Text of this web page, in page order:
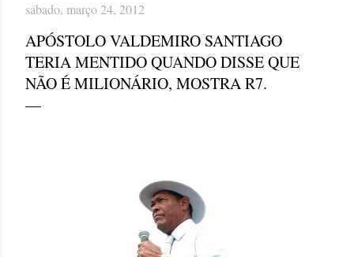
sábado, março 24, 2012
APÓSTOLO VALDEMIRO SANTIAGO
TERIA MENTIDO QUANDO DISSE QUE
NÃO É MILIONÁRIO, MOSTRA R7.